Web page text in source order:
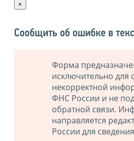
×
Сообщить об ошибке в
Форма
исключительно для
некорректной
ФНС России и не
обратной связи.
направляется
России для